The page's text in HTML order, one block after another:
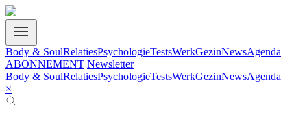
Body & SoulRelatiesPsychologieTestsWerkGezinNewsAgenda
ABONNEMENT Newsletter
Body & SoulRelatiesPsychologieTestsWerkGezinNewsAgenda
×